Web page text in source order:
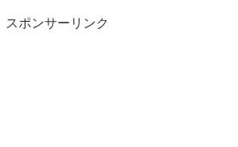
スポンサーリンク